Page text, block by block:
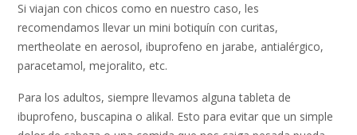
Si viajan con chicos como en nuestro caso, les
recomendamos llevar un mini botiquín con curitas,
mertheolate en aerosol, ibuprofeno en jarabe, antialérgico,
paracetamol, mejoralito, etc.
Para los adultos, siempre llevamos alguna tableta de
ibuprofeno, buscapina o alikal. Esto para evitar que un simple